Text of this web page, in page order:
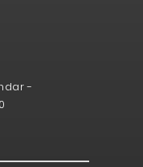
-